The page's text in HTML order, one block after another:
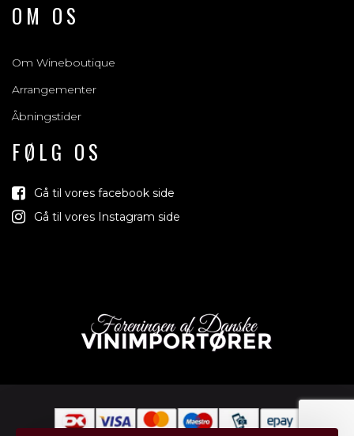
OM OS
Om Wineboutique
Arrangementer
Åbningstider
FØLG OS
Gå til vores facebook side
Gå til vores Instagram side
Tilmeld